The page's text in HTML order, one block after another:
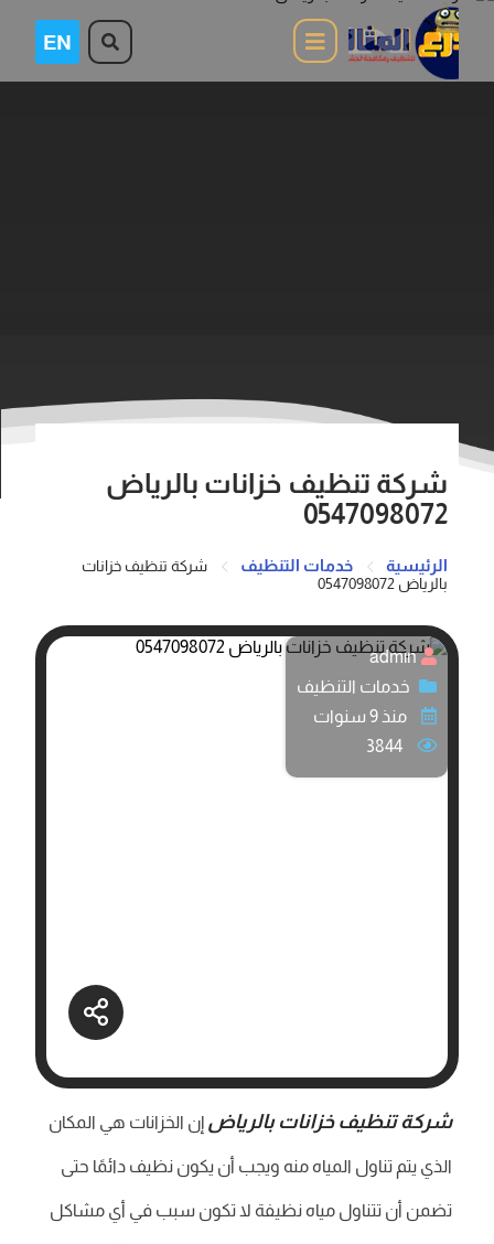
شركة تنظيف خزانات بالرياض
0547098072
الرئيسية خدمات التنظيف
شركة تنظيف خزانات
بالرياض 0547098072
admin
خدمات التنظيف
منذ 9 سنوات
3844
شركة تنظيف خزانات بالرياض إن الخزانات هي المكان
الذي يتم تناول المياه منه ويجب أن يكون نظيف دائمًا حتى
تضمن أن تتناول مياه نظيفة لا تكون سبب في أي مشاكل